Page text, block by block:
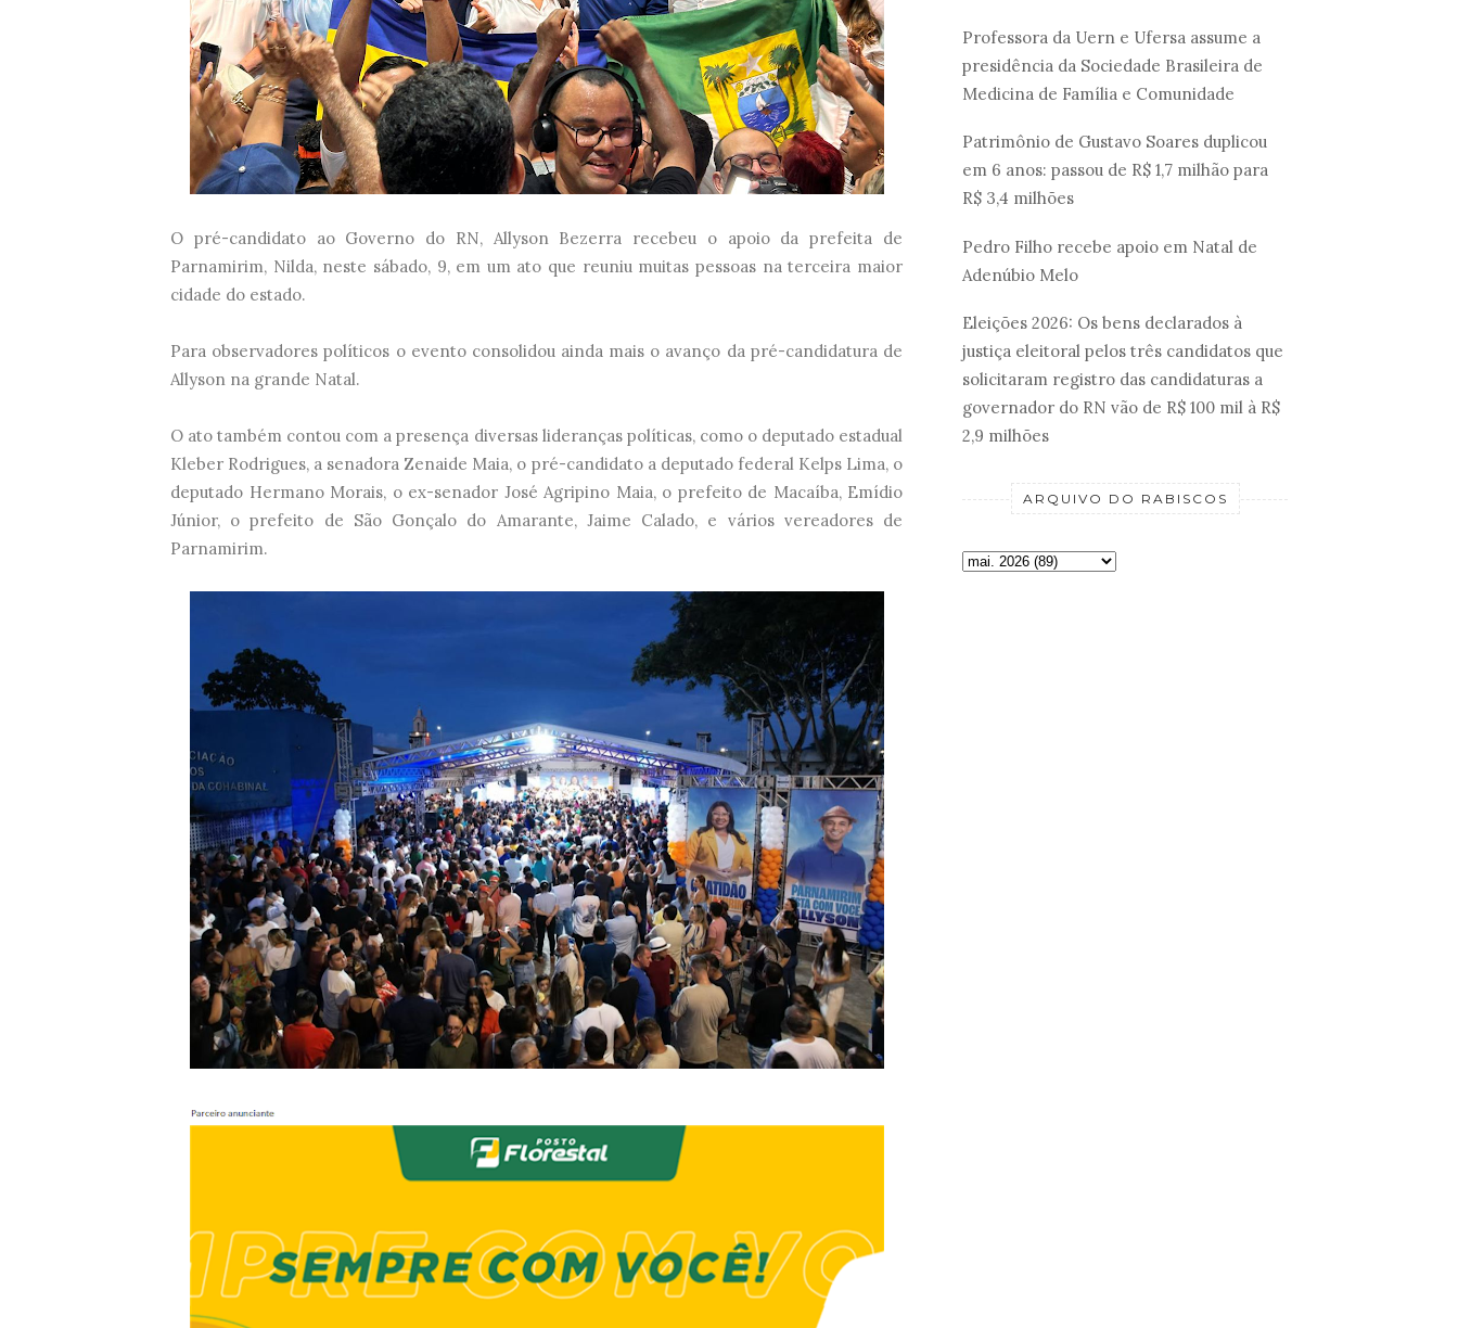
O pré-candidato ao Governo do RN, Allyson Bezerra recebeu o apoio da prefeita de
Parnamirim, Nilda, neste sábado, 9, em um ato que reuniu muitas pessoas na terceira maior
cidade do estado.
Para observadores políticos o evento consolidou ainda mais o avanço da pré-candidatura de
Allyson na grande Natal.
O ato também contou com a presença diversas lideranças políticas, como o deputado estadual
Kleber Rodrigues, a senadora Zenaide Maia, o pré-candidato a deputado federal Kelps Lima, o
deputado Hermano Morais, o ex-senador José Agripino Maia, o prefeito de Macaíba, Emídio
Júnior, o prefeito de São Gonçalo do Amarante, Jaime Calado, e vários vereadores de
Parnamirim.
Professora da Uern e Ufersa assume a
presidência da Sociedade Brasileira de
Medicina de Família e Comunidade
Patrimônio de Gustavo Soares duplicou
em 6 anos: passou de R$ 1,7 milhão para
R$ 3,4 milhões
Pedro Filho recebe apoio em Natal de
Adenúbio Melo
Eleições 2026: Os bens declarados à
justiça eleitoral pelos três candidatos que
solicitaram registro das candidaturas a
governador do RN vão de R$ 100 mil à R$
2,9 milhões
ARQUIVO DO RABISCOS